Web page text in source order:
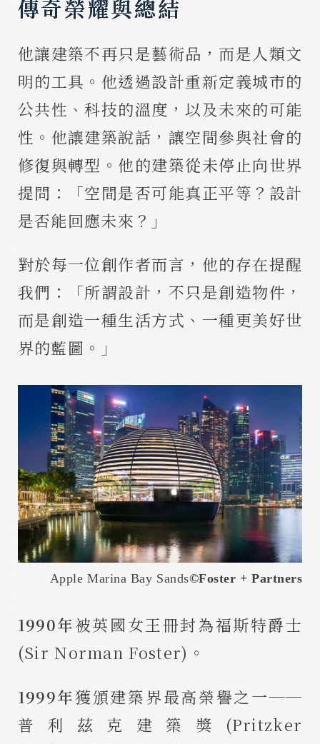
傳奇榮耀與總結
他讓建築不再只是藝術品，而是人類文
明的工具。他透過設計重新定義城市的
公共性、科技的溫度，以及未來的可能
性。他讓建築說話，讓空間參與社會的
修復與轉型。他的建築從未停止向世界
提問：「空間是否可能真正平等？設計
是否能回應未來？」
對於每一位創作者而言，他的存在提醒
我們：「所謂設計，不只是創造物件，
而是創造一種生活方式、一種更美好世
界的藍圖。」
Apple Marina Bay Sands©Foster + Partners
1990年被英國女王冊封為福斯特爵士
(Sir Norman Foster)。
1999年獲頒建築界最高榮譽之一──
普利茲克建築獎(Pritzker